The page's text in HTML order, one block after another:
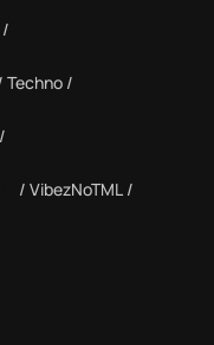
Techno
VibezNoTML